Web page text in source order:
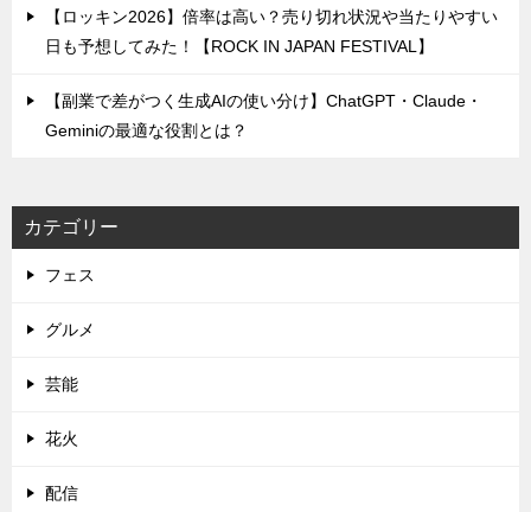
【ロッキン2026】倍率は高い？売り切れ状況や当たりやすい
日も予想してみた！【ROCK IN JAPAN FESTIVAL】
【副業で差がつく生成AIの使い分け】ChatGPT・Claude・
Geminiの最適な役割とは？
カテゴリー
フェス
グルメ
芸能
花火
配信